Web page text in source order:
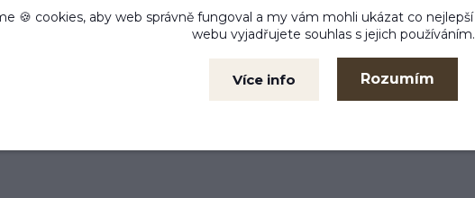
umožňuje nastavení individuální velikosti.
🍪 cookies, aby web správně fungoval a my vám mohli ukázat co nejlepší
webu vyjadřujete souhlas s jejich používáním.
Více info Rozumím